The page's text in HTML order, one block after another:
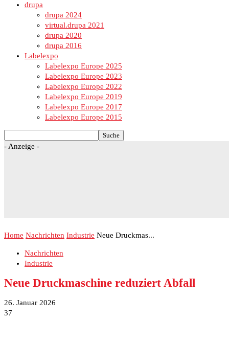
drupa
drupa 2024
virtual.drupa 2021
drupa 2020
drupa 2016
Labelexpo
Labelexpo Europe 2025
Labelexpo Europe 2023
Labelexpo Europe 2022
Labelexpo Europe 2019
Labelexpo Europe 2017
Labelexpo Europe 2015
- Anzeige -
Home Nachrichten Industrie Neue Druckmas...
Nachrichten
Industrie
Neue Druckmaschine reduziert Abfall
26. Januar 2026
37